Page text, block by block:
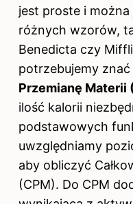
jest proste i
różnych wzorów,
Benedicta czy
potrzebujemy znać
Przemianę Materii
ilość kalorii
podstawowych
uwzględniamy
aby obliczyć
(CPM). Do CPM